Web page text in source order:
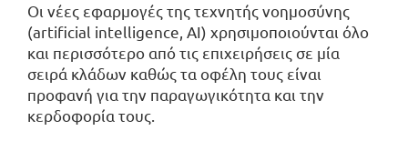
Οι νέες εφαρμογές της τεχνητής νοημοσύνης
(artificial intelligence, AI) χρησιμοποιούνται όλο
και περισσότερο από τις επιχειρήσεις σε μία
σειρά κλάδων καθώς τα οφέλη τους είναι
προφανή για την παραγωγικότητα και την
κερδοφορία τους.